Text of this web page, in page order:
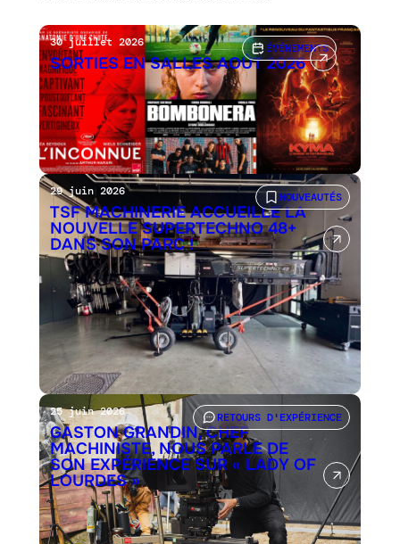
ÉVÉNEMENTS
30 juillet 2026
SORTIES EN SALLES AOÛT 2026
NOUVEAUTÉS
29 juin 2026
TSF MACHINERIE ACCUEILLE LA
NOUVELLE SUPERTECHNO 48+
DANS SON PARC !
RETOURS D'EXPÉRIENCE
25 juin 2026
GASTON GRANDIN, CHEF
MACHINISTE, NOUS PARLE DE
SON EXPÉRIENCE SUR « LADY OF
LOURDES »